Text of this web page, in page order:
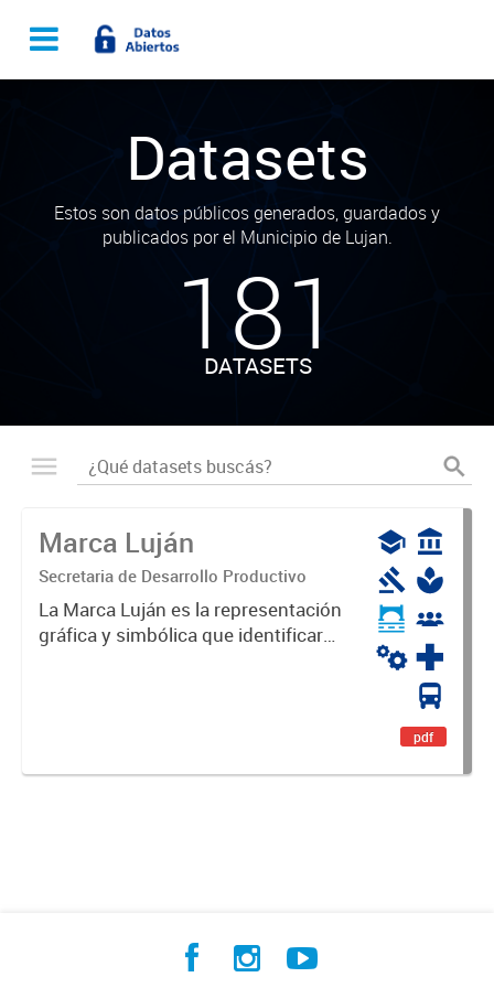
Datasets
Estos son datos públicos generados, guardados y
publicados por el Municipio de Lujan.
181
DATASETS
Marca Luján
Secretaria de Desarrollo Productivo
La Marca Luján es la representación
gráfica y simbólica que identificará
pdf